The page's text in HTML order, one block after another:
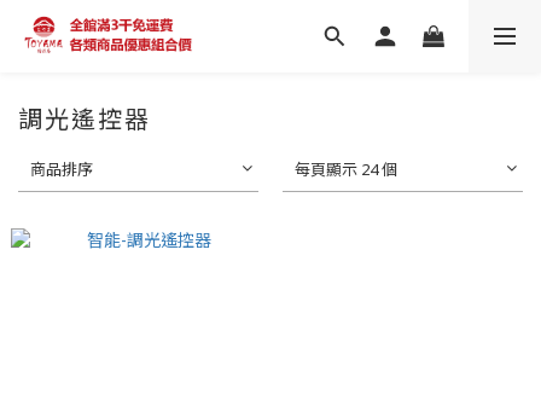
調光遙控器
商品排序 每頁顯示 24 個